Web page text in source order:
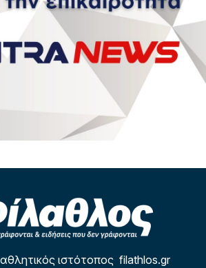
ιστότοπος filathlos.gr